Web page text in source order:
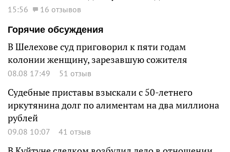
15:56
16 отзывов
Горячие обсуждения
В Шелехове суд приговорил к пяти годам
колонии женщину, зарезавшую сожителя
08.08 17:49 51 отзыв
Судебные приставы взыскали с 50-летнего
иркутянина долг по алиментам на два миллиона
рублей
09.08 10:07 41 отзыв